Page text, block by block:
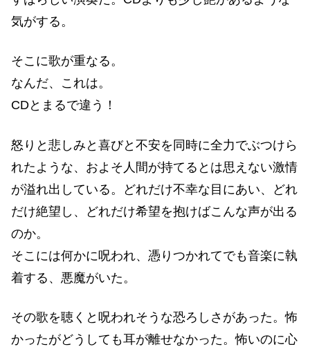
気がする。
そこに歌が重なる。
なんだ、これは。
CDとまるで違う！
怒りと悲しみと喜びと不安を同時に全力でぶつけら
れたような、およそ人間が持てるとは思えない激情
が溢れ出している。どれだけ不幸な目にあい、どれ
だけ絶望し、どれだけ希望を抱けばこんな声が出る
のか。
そこには何かに呪われ、憑りつかれてでも音楽に執
着する、悪魔がいた。
その歌を聴くと呪われそうな恐ろしさがあった。怖
かったがどうしても耳が離せなかった。怖いのに心